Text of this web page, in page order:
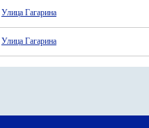
Улица Гагарина
Улица Гагарина